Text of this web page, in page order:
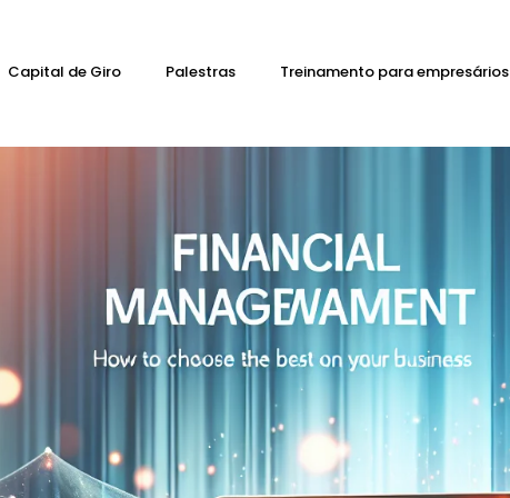
Capital de Giro Palestras Treinamento para empresários